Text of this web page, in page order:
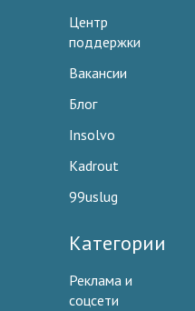
Центр
поддержки
Вакансии
Блог
Insolvo
Kadrout
99uslug
Категории
Реклама и
соцсети